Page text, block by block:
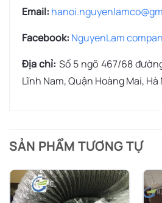
Email:
Facebook: NguyenLam
Địa chỉ: Số 5 ngõ 467/68
Lĩnh Nam, Quận Hoàng Mai, Hà
SẢN PHẨM TƯƠNG TỰ